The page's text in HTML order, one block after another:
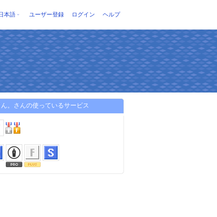
本語 ユーザー登録 ログイン ヘルプ
。さんの使っているサービス